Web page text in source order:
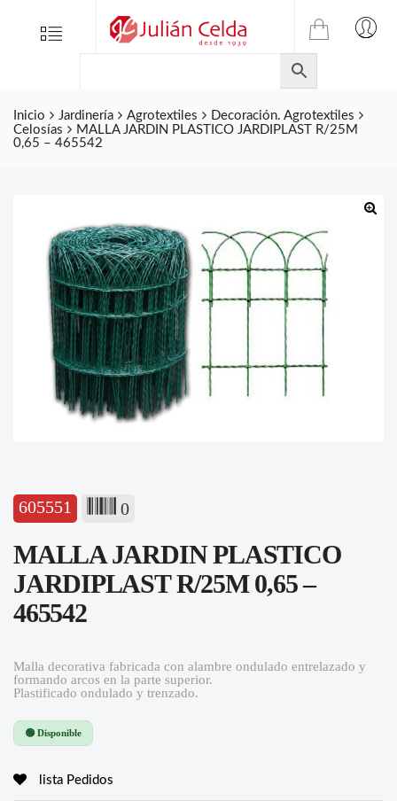
Menu
TIENDA
ONLINE
DE
JULIAN
CELDA
Inicio Jardinería Agrotextiles
Decoración. Agrotextiles
Celosías
MALLA JARDIN PLASTICO JARDIPLAST R/25M
0,65 – 465542
605551 0
MALLA JARDIN PLASTICO
JARDIPLAST R/25M 0,65 –
465542
Malla decorativa fabricada con alambre ondulado entrelazado y
formando arcos en la parte superior.
Plastificado ondulado y trenzado.
🟢 Disponible
lista Pedidos
Folletos
Contacto